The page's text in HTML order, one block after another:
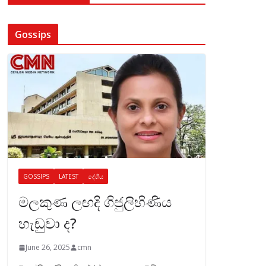
Gossips
GOSSIPS LATEST දේශීය
මලකුණ ලඟදි ගිජුලිහිණිය
හැඬුවා ද?
June 26, 2025 cmn